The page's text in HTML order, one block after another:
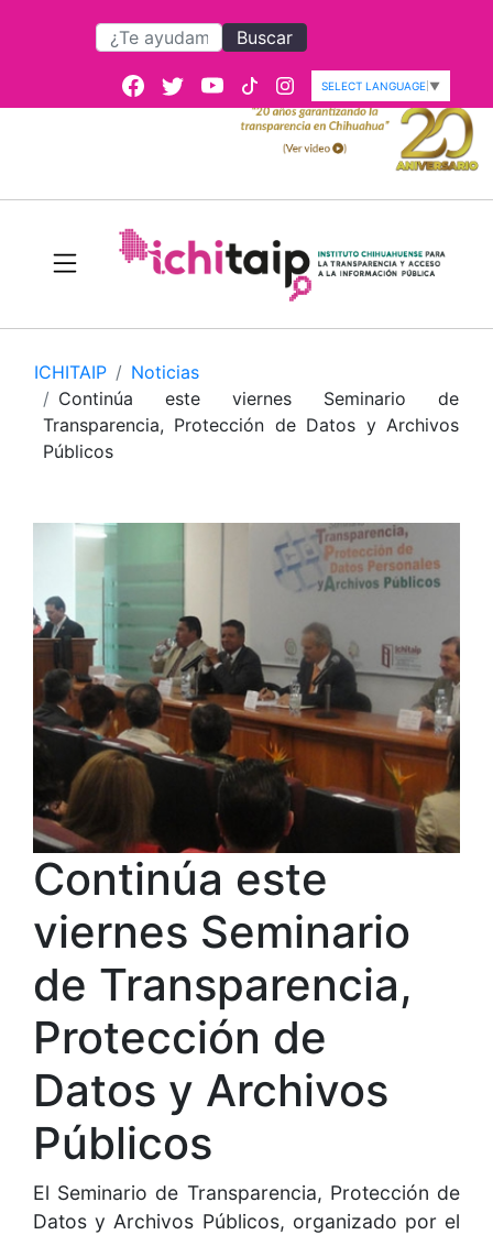
Buscar
SELECT LANGUAGE ▼
ICHITAIP
Noticias
Continúa este viernes Seminario de
Transparencia, Protección de Datos y Archivos
Públicos
Continúa este
viernes Seminario
de Transparencia,
Protección de
Datos y Archivos
Públicos
El Seminario de Transparencia, Protección de
Datos y Archivos Públicos, organizado por el